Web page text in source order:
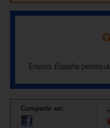
Envíos España
Compartir en: